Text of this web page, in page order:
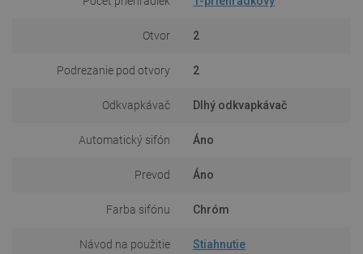
Otvor 2
Podrezanie pod otvory 2
Odkvapkávač Dlhý odkvapkávač
Automatický sifón Áno
Prevod Áno
Farba sifónu Chróm
Návod na použitie Stiahnutie